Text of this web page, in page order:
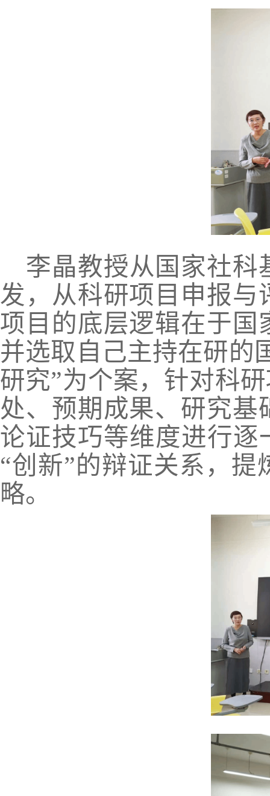
李晶教授从国家社科
发，从科研项目申报
项目的底层逻辑在于
并选取自己主持在研的
研究”为个案，针对科
处、预期成果、研究
论证技巧等维度进行逐
“创新”的辩证关系，
略。